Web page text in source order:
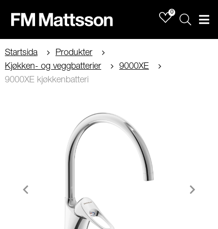
0
Sök
Startsida
Produkter
Kjøkken- og veggbatterier
9000XE
9000XE kjøkkenbatteri